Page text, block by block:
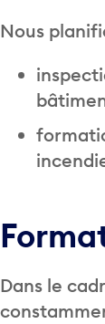
Nous
Dans le